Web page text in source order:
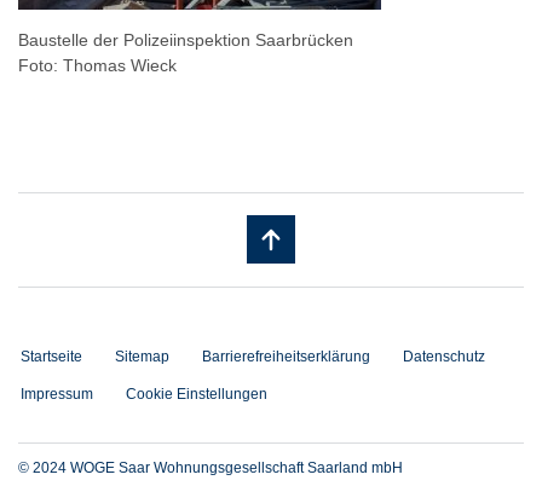
Baustelle der Polizeiinspektion Saarbrücken
Foto: Thomas Wieck
Startseite Sitemap Barrierefreiheitserklärung Datenschutz
Impressum Cookie Einstellungen
© 2024 WOGE Saar Wohnungsgesellschaft Saarland mbH